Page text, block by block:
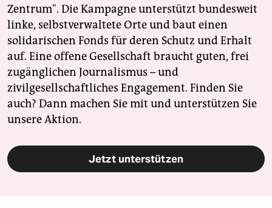
Zentrum". Die Kampagne unterstützt bundesweit
linke, selbstverwaltete Orte und baut einen
solidarischen Fonds für deren Schutz und Erhalt
auf. Eine offene Gesellschaft braucht guten, frei
zugänglichen Journalismus – und
zivilgesellschaftliches Engagement. Finden Sie
auch? Dann machen Sie mit und unterstützen Sie
unsere Aktion.
Jetzt unterstützen